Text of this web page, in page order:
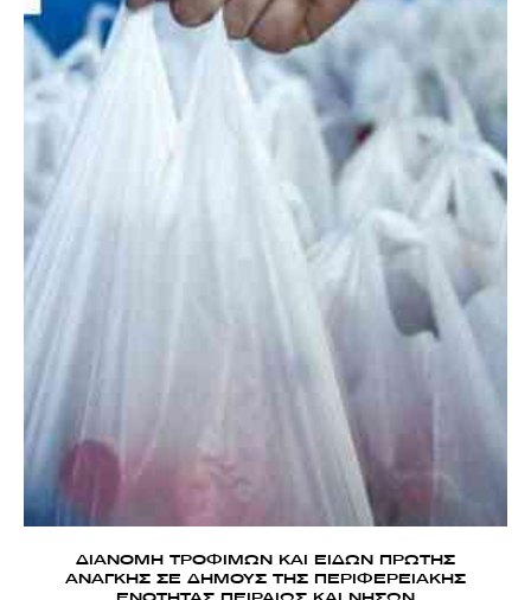
ΔΙΑΝΟΜΗ ΤΡΟΦΙΜΩΝ ΚΑΙ ΕΙΔΩΝ ΠΡΩΤΗΣ
ΑΝΑΓΚΗΣ ΣΕ ΔΗΜΟΥΣ ΤΗΣ ΠΕΡΙΦΕΡΕΙΑΚΗΣ